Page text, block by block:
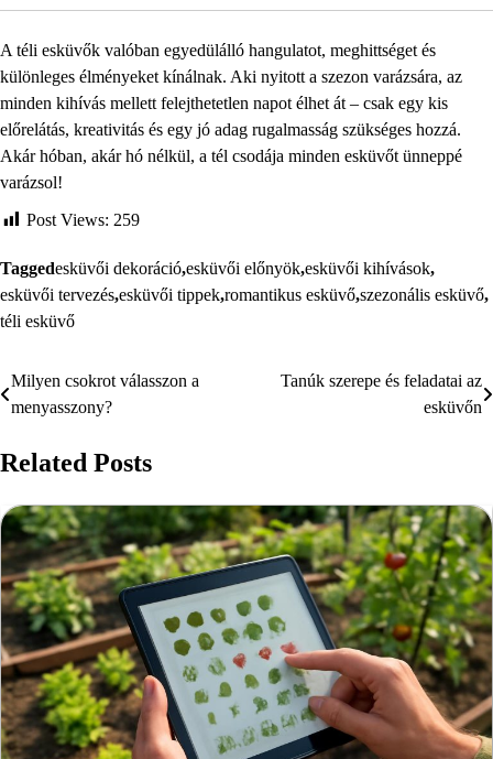
A téli esküvők valóban egyedülálló hangulatot, meghittséget és
különleges élményeket kínálnak. Aki nyitott a szezon varázsára, az
minden kihívás mellett felejthetetlen napot élhet át – csak egy kis
előrelátás, kreativitás és egy jó adag rugalmasság szükséges hozzá.
Akár hóban, akár hó nélkül, a tél csodája minden esküvőt ünneppé
varázsol!
Post Views: 259
Taggedesküvői dekoráció,esküvői előnyök,esküvői kihívások,
esküvői tervezés,esküvői tippek,romantikus esküvő,szezonális esküvő,
téli esküvő
Bejegyzés
navigáció
Milyen csokrot válasszon a
menyasszony?
Tanúk szerepe és feladatai az
esküvőn
Related Posts